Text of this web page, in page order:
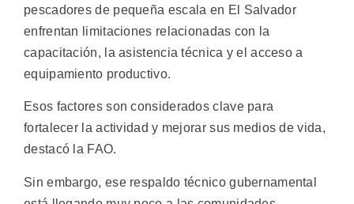
pescadores de pequeña escala en El Salvador
enfrentan limitaciones relacionadas con la
capacitación, la asistencia técnica y el acceso a
equipamiento productivo.
Esos factores son considerados clave para
fortalecer la actividad y mejorar sus medios de vida,
destacó la FAO.
Sin embargo, ese respaldo técnico gubernamental